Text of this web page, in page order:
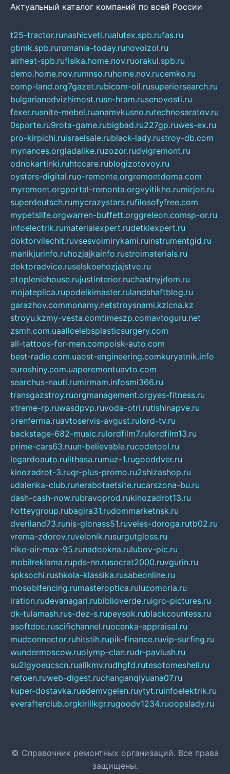
Актуальный каталог компаний по всей России
t25-tractor.runashicveti.rualutex.spb.rufas.ru
gbmk.spb.ruromania-today.runovoizol.ru
airheat-spb.rufisika.home.nov.ruorakul.spb.ru
demo.home.nov.rumnso.ruhome.nov.rucemko.ru
comp-land.org7gazet.rubicom-oil.rusuperiorsearch.ru
bulgarianedvizhimost.rusn-hram.rusenovosti.ru
fexer.rusnite-mebel.ruanamvkusno.rutechnosaratov.ru
0sporte.ru9rota-game.rubigbad.ru227gp.ruwes-ex.ru
pro-kirpichi.ruisraelsale.rublack-lady.rustroy-db.com
mynances.orgladalike.ruzozor.rudvigremont.ru
odnokartinki.ruhtccare.rublogizotovoy.ru
oysters-digital.ruo-remonte.orgremontdoma.com
myremont.orgportal-remonta.orgvyitikho.rumirjon.ru
superdeutsch.rumycrazystars.rufilosofyfree.com
mypetslife.orgwarren-buffett.orggreleon.comsp-or.ru
infoelectrik.rumaterialexpert.rudetkiexpert.ru
doktorvilechit.ruvsesvoimirykami.ruinstrumentgid.ru
manikjurinfo.ruhozjajkainfo.rustroimaterials.ru
doktoradvice.ruselskoehozjajstvo.ru
otopleniehouse.rujustinterior.ruchastnyjdom.ru
mojateplica.rupodelkimaster.rulandshaftblog.ru
garazhov.commonamy.netstroysnami.kzlcna.kz
stroyu.kzmy-vesta.comtimeszp.comavtoguru.net
zsmh.com.uaallcelebsplasticsurgery.com
all-tattoos-for-men.compoisk-auto.com
best-radio.com.uaost-engineering.comkuryatnik.info
euroshiny.com.uaporemontuavto.com
searchus-nauti.rumirmam.infosmi366.ru
transgazstroy.ruorgmanagement.orgyes-fitness.ru
xtreme-rp.ruwasdpvp.ruvoda-otri.rutishinapve.ru
orenferma.ruavtoservis-avgust.rulord-tv.ru
backstage-682-music.rulordfilm7.rulordfilm13.ru
prime-cars63.ruun-believable.rucodetool.ru
legardoauto.rulithasa.rumuz-1.rugooddver.ru
kinozadrot-3.ruqr-plus-promo.ru2shizashop.ru
udalenka-club.runerabotaetsite.rucarszona-bu.ru
dash-cash-now.rubravoprod.rukinozadrot13.ru
hotteygroup.rubagira31.rudommarketnsk.ru
dveriland73.runis-glonass51.ruveles-doroga.rutb02.ru
vrema-zdorov.ruvelonik.rusurgutgloss.ru
nike-air-max-95.runadookna.rulubov-pic.ru
mobilreklama.rupds-nn.rusocrat2000.ruvgurin.ru
spksochi.rushkola-klassika.rusabeonline.ru
mosoblfencing.rumasteroptica.rulucomoria.ru
iration.rudevanagari.rubiblioverde.ruigro-pictures.ru
dk-tulamash.rus-dez-s.rupeysok.rublackcountess.ru
asoftdoc.ruscifichannel.ruocenka-appraisal.ru
mudconnector.ruhitstih.rupik-finance.ruvip-surfing.ru
wundermoscow.ruolymp-clan.rudr-pavlush.ru
su2lgyoeucscn.ruallkmv.rudhgfd.rutesotomeshell.ru
netoen.ruweb-digest.ruchanganqiyuana07.ru
kuper-dostavka.ruedemvgelen.ruytyt.ruinfoelektrik.ru
everafterclub.orgkirillkgr.rugoodv1234.ruoopslady.ru
© Справочник ремонтных организаций. Все права
защищены.